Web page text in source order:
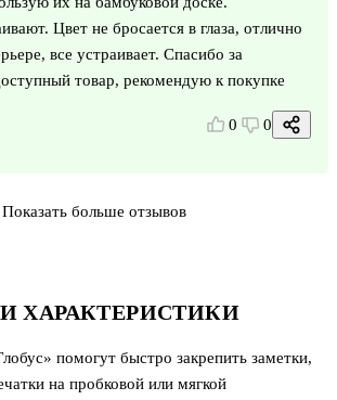
ХАРАКТЕРИСТИКИ
помогут быстро закрепить заметки,
на пробковой или мягкой
Цвет не бросается в глаза, отлично
все устраивает. Спасибо за
товар, рекомендую к покупке
0 0
Показать больше отзывов